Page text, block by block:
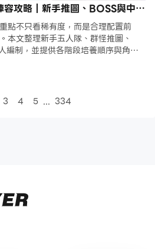
容攻略｜新手推圖、BOSS與中後
點不只看稀有度，而是合理配置前
本文整理新手五人隊、群怪推圖、
編制，並提供各階段培養順序與角色
分散、穩定突破關卡
3 4 5 ... 334